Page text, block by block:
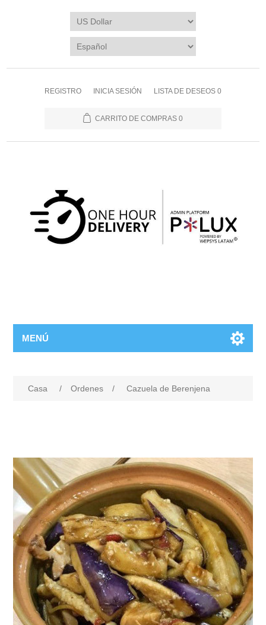
REGISTRO INICIA SESIÓN LISTA DE DESEOS 0
CARRITO DE COMPRAS 0
MENÚ
Casa / Ordenes / Cazuela de Berenjena